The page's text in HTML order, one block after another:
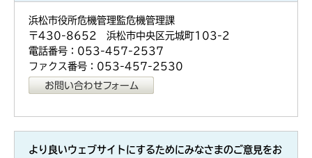
浜松市役所危機管理監危機管理課
〒430-8652 浜松市中央区元城町103-2
電話番号：053-457-2537
ファクス番号：053-457-2530
より良いウェブサイトにするためにみなさまのご意見をお